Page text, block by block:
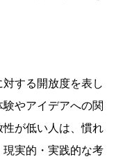
する開放度を表し
やアイデアへの関
が低い人は、慣れ
実的・実践的な考